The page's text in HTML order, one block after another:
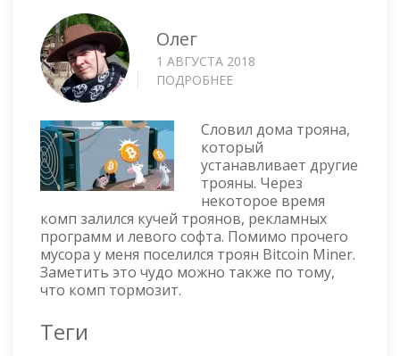
Олег
1 АВГУСТА 2018
ПОДРОБНЕЕ
BITCOIN
MINER
—
NANO.EXE
Словил дома трояна,
который
устанавливает другие
трояны. Через
некоторое время
комп залился кучей троянов, рекламных
программ и левого софта. Помимо прочего
мусора у меня поселился троян Bitcoin Miner.
Заметить это чудо можно также по тому,
что комп тормозит.
Теги